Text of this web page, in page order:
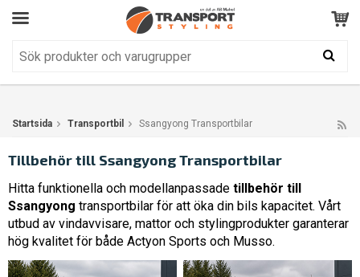
Kundservice
Startsida Transportbil Ssangyong Transportbilar
Tillbehör till Ssangyong Transportbilar
Hitta funktionella och modellanpassade tillbehör till
Ssangyong transportbilar för att öka din bils kapacitet. Vårt
utbud av vindavvisare, mattor och stylingprodukter garanterar
hög kvalitet för både Actyon Sports och Musso.